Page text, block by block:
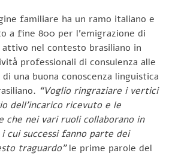
familiare ha un ramo italiano e
a fine 800 per l’emigrazione di
nel contesto brasiliano in
professionali di consulenza alle
una buona conoscenza linguistica
“Voglio ringraziare i vertici
dell’incarico ricevuto e le
che nei vari ruoli collaborano in
cui successi fanno parte dei
traguardo”le prime parole del